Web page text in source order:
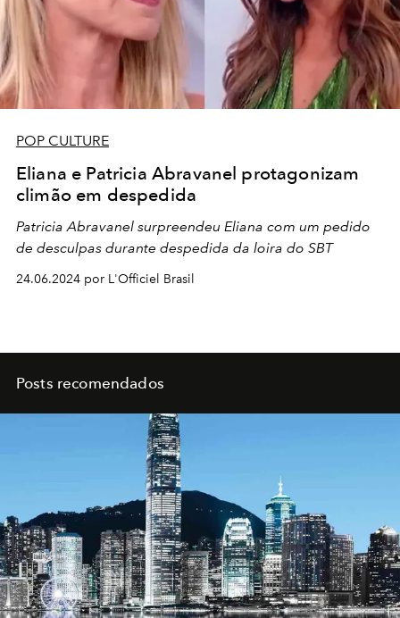
POP CULTURE
Eliana e Patricia Abravanel protagonizam
climão em despedida
Patricia Abravanel surpreendeu Eliana com um pedido
de desculpas durante despedida da loira do SBT
24.06.2024 por L'Officiel Brasil
Posts recomendados